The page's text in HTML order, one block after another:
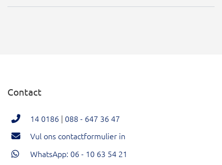
Contact
14 0186 | 088 - 647 36 47
Vul ons contactformulier in
WhatsApp: 06 - 10 63 54 21